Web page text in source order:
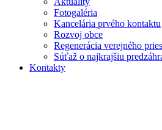
Fotogaléria
Kancelária prvého kontaktu
Rozvoj obce
Regenerácia verejného
Súťaž o najkrajšiu
Kontakty